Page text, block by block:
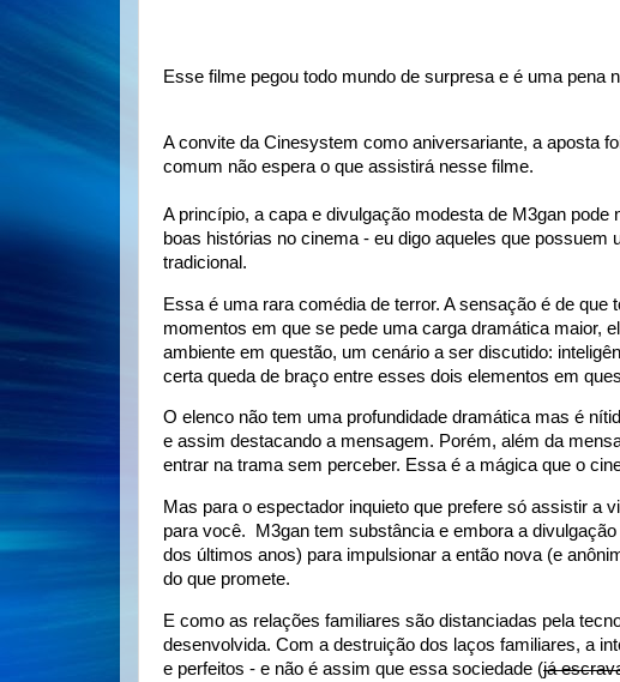
Esse filme pegou todo mundo de surpresa e é uma pena
A convite da Cinesystem como aniversariante, a aposta
comum não espera o que assistirá nesse filme.
A princípio, a capa e divulgação modesta de M3gan
boas histórias no cinema - eu digo aqueles que
tradicional.
Essa é uma rara comédia de terror. A sensação é de
momentos em que se pede uma carga dramática maior,
ambiente em questão, um cenário a ser discutido:
certa queda de braço entre esses dois elementos em
O elenco não tem uma profundidade dramática mas é
e assim destacando a mensagem. Porém, além da
entrar na trama sem perceber. Essa é a mágica que o
Mas para o espectador inquieto que prefere só assistir a
para você. M3gan tem substância e embora a
dos últimos anos) para impulsionar a então nova (e
do que promete.
E como as relações familiares são distanciadas pela
desenvolvida. Com a destruição dos laços familiares, a
e perfeitos - e não é assim que essa sociedade (já